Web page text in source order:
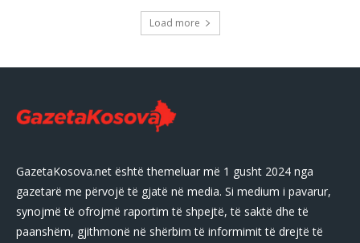
Load more
GazetaKosova.net është themeluar më 1 gusht 2024 nga
gazetarë me përvojë të gjatë në media. Si medium i pavarur,
synojmë të ofrojmë raportim të shpejtë, të saktë dhe të
paanshëm, gjithmonë në shërbim të informimit të drejtë të